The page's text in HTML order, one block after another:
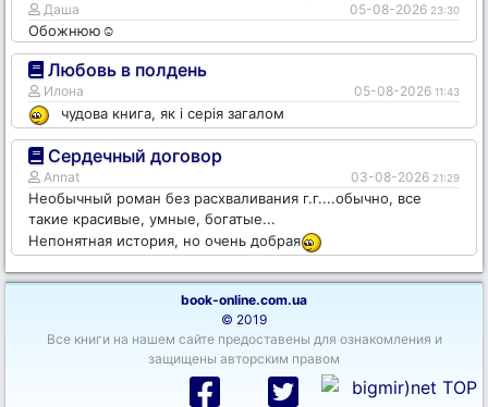
Даша 05-08-2026 23:30
Обожнюю☺️
Любовь в полдень
Илона 05-08-2026 11:43
чудова книга, як і серія загалом
Сердечный договор
Annat 03-08-2026 21:29
Необычный роман без расхваливания г.г....обычно, все
такие красивые, умные, богатые...
Непонятная история, но очень добрая
book-online.com.ua
© 2019
Все книги на нашем сайте предоставены для ознакомления и
защищены авторским правом